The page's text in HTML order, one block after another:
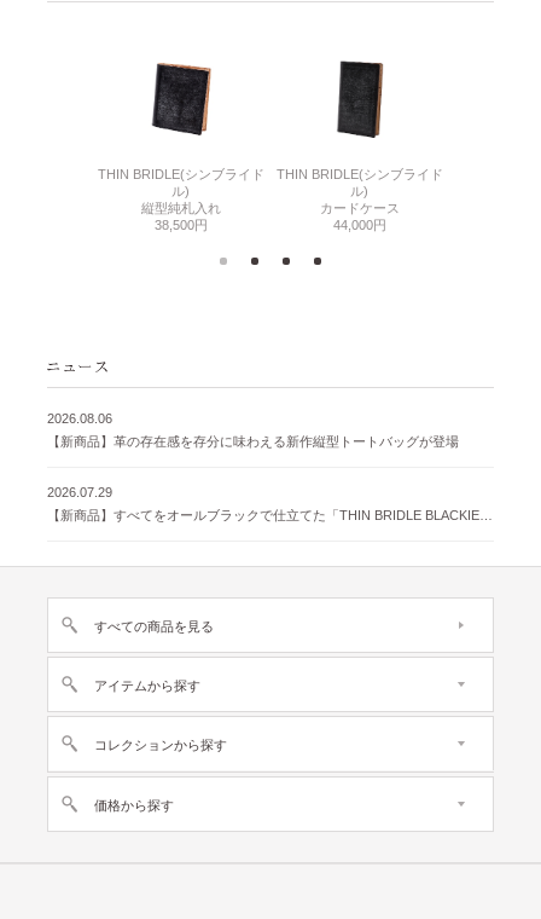
THIN BRIDLE(シンブライド
ル)
縦型純札入れ
38,500円
THIN BRIDLE(シンブライド
ル)
カードケース
44,000円
2026.08.06
【新商品】革の存在感を存分に味わえる新作縦型トートバッグが登場
2026.07.29
すべての商品を見る
アイテムから探す
コレクションから探す
価格から探す